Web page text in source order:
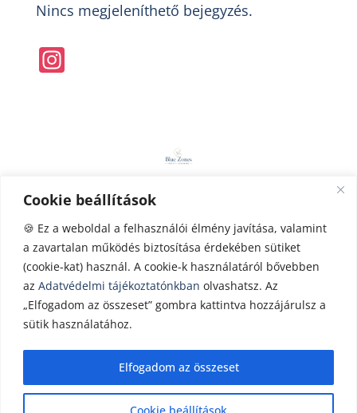
Cookie beállítások
🍪 Ez a weboldal a felhasználói élmény javítása, valamint
a zavartalan működés biztosítása érdekében sütiket
(cookie-kat) használ. A cookie-k használatáról bővebben
az Adatvédelmi tájékoztatónkban olvashatsz. Az
„Elfogadom az összeset” gombra kattintva hozzájárulsz a
sütik használatához.
Cookie beállítások
Elfogadom az összeset
Nincs megjeleníthető bejegyzés.
In
m
ADATKEZELÉS | IMPRESSZUM
AT | IDŐPONTOT FOGLALOK |HEALTH
COACHING|STRESSZMENEDZSMENT
webhosting by Ruffnet
©bluezones.hu – Minden jog fenntartva
2026